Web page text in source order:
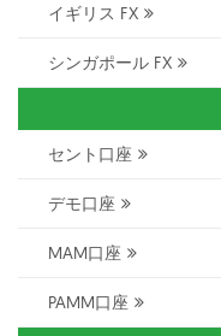
イギリス FX
シンガポール FX
セント口座
デモ口座
MAM口座
PAMM口座